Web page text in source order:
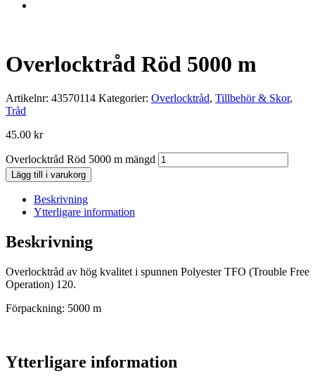
Overlocktråd Röd 5000 m
Artikelnr: 43570114 Kategorier: Overlocktråd, Tillbehör & Skor,
Tråd
45.00 kr
Overlocktråd Röd 5000 m mängd
Lägg till i varukorg
Beskrivning
Ytterligare information
Beskrivning
Overlocktråd av hög kvalitet i spunnen Polyester TFO (Trouble Free
Operation) 120.
Förpackning: 5000 m
Ytterligare information